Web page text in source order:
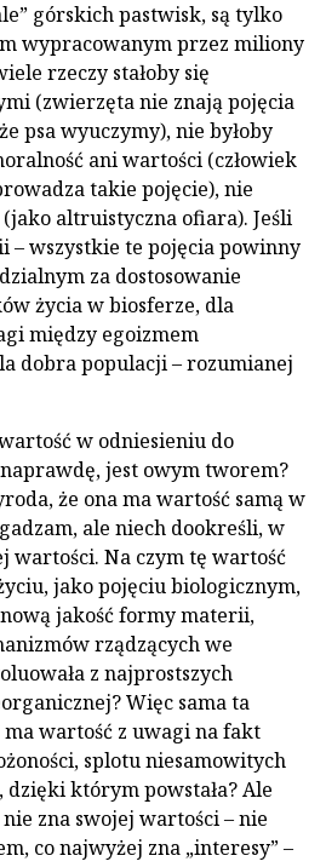
górskich pastwisk, są tylko
wypracowanym przez miliony
rzeczy stałoby się
(zwierzęta nie znają pojęcia
psa wyuczymy), nie byłoby
ani wartości (człowiek
takie pojęcie), nie
(jako altruistyczna ofiara). Jeśli
– wszystkie te pojęcia powinny
za dostosowanie
życia w biosferze, dla
między egoizmem
dobra populacji – rozumianej
w odniesieniu do
jest owym tworem?
że ona ma wartość samą w
ale niech dookreśli, w
wartości. Na czym tę wartość
jako pojęciu biologicznym,
jakość formy materii,
rządzących we
z najprostszych
Więc sama ta
ma wartość z uwagi na fakt
splotu niesamowitych
którym powstała? Ale
zna swojej wartości – nie
co najwyżej zna „interesy” –